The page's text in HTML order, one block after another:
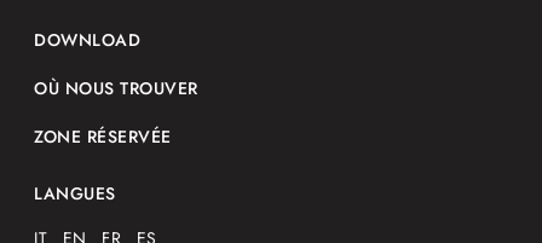
DOWNLOAD
OÙ NOUS TROUVER
ZONE RÉSERVÉE
LANGUES